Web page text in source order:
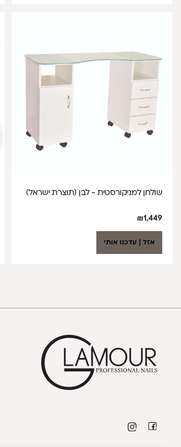
שולחן למניקורסטית - לבן (תוצרת ישראל)
₪1,449
אזל | עדכנו אותי